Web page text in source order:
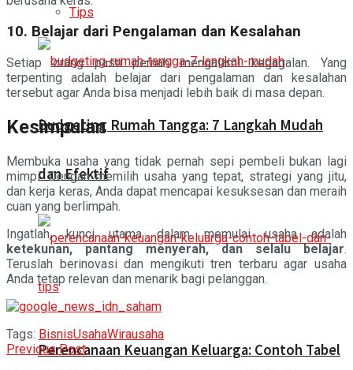
Tips
Budgeting Rumah Tangga: 7 Langkah Mudah
dan Efektif
Perencanaan Keuangan Keluarga: Contoh Tabel
10. Belajar dari Pengalaman dan Kesalahan
Setiap orang pasti pernah mengalami kegagalan. Yang
terpenting adalah belajar dari pengalaman dan kesalahan
tersebut agar Anda bisa menjadi lebih baik di masa depan.
Kesimpulan
Membuka usaha yang tidak pernah sepi pembeli bukan lagi
mimpi. Dengan memilih usaha yang tepat, strategi yang jitu,
dan kerja keras, Anda dapat mencapai kesuksesan dan meraih
cuan yang berlimpah.
Ingatlah, kunci utama dalam memulai usaha adalah
ketekunan, pantang menyerah, dan selalu belajar.
Teruslah berinovasi dan mengikuti tren terbaru agar usaha
Anda tetap relevan dan menarik bagi pelanggan.
Tags: BisnisUsahaWirausaha
Previous Post